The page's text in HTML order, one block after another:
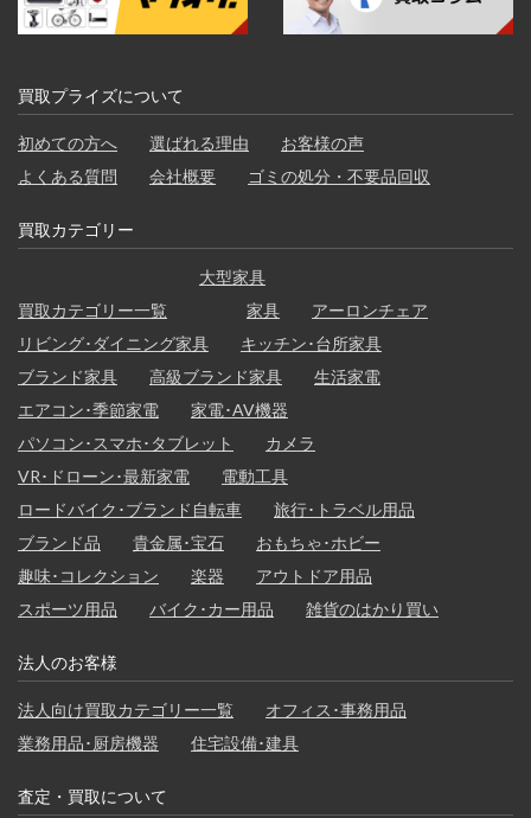
買取プライズについて
初めての方へ 選ばれる理由
お客様の声
よくある質問
会社概要 ゴミの処分・不要品回収
買取カテゴリー
買取カテゴリー一覧
大型家具
家具
アーロンチェア
リビング･ダイニング家具
キッチン･台所家具
ブランド家具
高級ブランド家具
生活家電
エアコン･季節家電
家電･AV機器
パソコン･スマホ･タブレット
カメラ
VR･ドローン･最新家電
電動工具
ロードバイク･ブランド自転車
旅行･トラベル用品
ブランド品
貴金属･宝石
おもちゃ･ホビー
趣味･コレクション
楽器
アウトドア用品
スポーツ用品
バイク･カー用品 雑貨のはかり買い
法人のお客様
法人向け買取カテゴリー一覧
オフィス･事務用品
業務用品･厨房機器
住宅設備･建具
査定・買取について